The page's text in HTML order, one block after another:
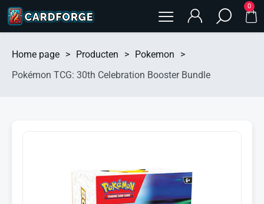
0
Home page > Producten > Pokemon
>
Pokémon TCG: 30th Celebration Booster Bundle